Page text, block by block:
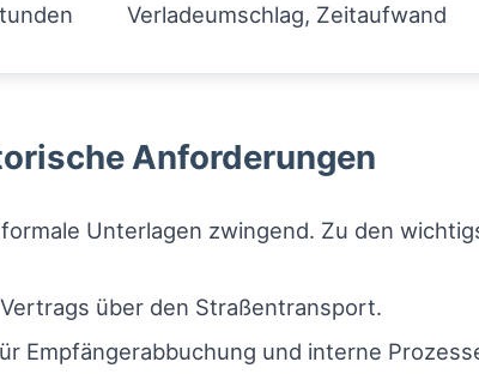
Verladeumschlag, Zeitaufwand
Anforderungen
Unterlagen zwingend. Zu den
über den Straßentransport.
Empfängerabbuchung und interne